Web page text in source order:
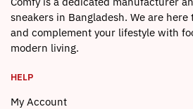
sneakers in Bangladesh. We are
and complement your lifestyle with
modern living.
HELP
My Account